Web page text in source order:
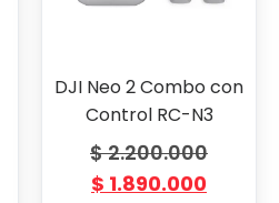
DJI Neo 2 Combo con
Control RC-N3
$2.200.000
$ 1.890.000